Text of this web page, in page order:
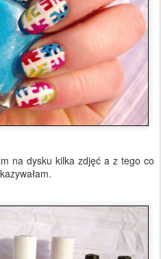
na dysku kilka zdjęć a z tego co